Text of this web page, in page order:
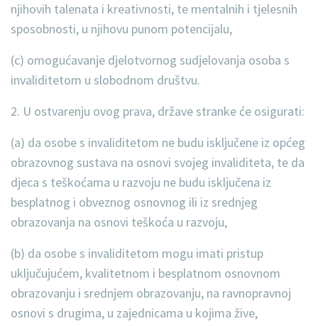
njihovih talenata i kreativnosti, te mentalnih i tjelesnih
sposobnosti, u njihovu punom potencijalu,
(c) omogućavanje djelotvornog sudjelovanja osoba s
invaliditetom u slobodnom društvu.
2. U ostvarenju ovog prava, države stranke će osigurati:
(a) da osobe s invaliditetom ne budu isključene iz općeg
obrazovnog sustava na osnovi svojeg invaliditeta, te da
djeca s teškoćama u razvoju ne budu isključena iz
besplatnog i obveznog osnovnog ili iz srednjeg
obrazovanja na osnovi teškoća u razvoju,
(b) da osobe s invaliditetom mogu imati pristup
uključujućem, kvalitetnom i besplatnom osnovnom
obrazovanju i srednjem obrazovanju, na ravnopravnoj
osnovi s drugima, u zajednicama u kojima žive,